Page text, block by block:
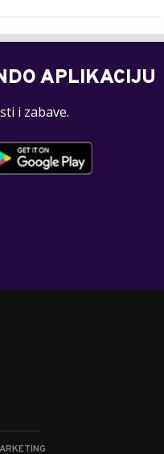
APLIKACIJU
i zabave.